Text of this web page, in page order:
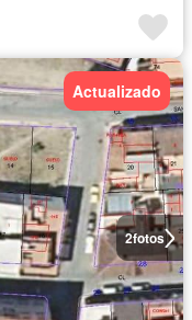
2fotos
Actualizado